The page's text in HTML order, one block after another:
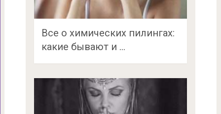
Все о химических пилингах:
какие бывают и …